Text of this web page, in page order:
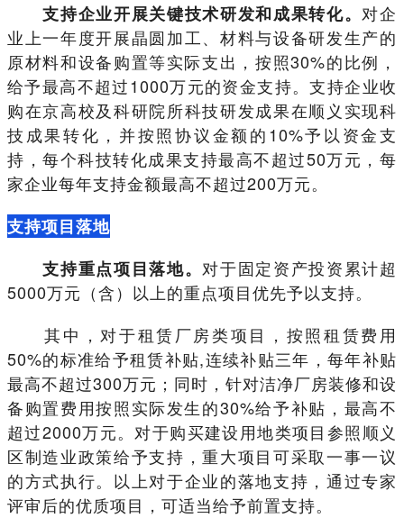
支持企业开展关键技术研发和成果转化。对企
业上一年度开展晶圆加工、材料与设备研发生产的
原材料和设备购置等实际支出，按照30%的比例，
给予最高不超过1000万元的资金支持。支持企业收
购在京高校及科研院所科技研发成果在顺义实现科
技成果转化，并按照协议金额的10%予以资金支
持，每个科技转化成果支持最高不超过50万元，每
家企业每年支持金额最高不超过200万元。
支持项目落地
支持重点项目落地。对于固定资产投资累计超
5000万元（含）以上的重点项目优先予以支持。
其中，对于租赁厂房类项目，按照租赁费用
50%的标准给予租赁补贴,连续补贴三年，每年补贴
最高不超过300万元；同时，针对洁净厂房装修和设
备购置费用按照实际发生的30%给予补贴，最高不
超过2000万元。对于购买建设用地类项目参照顺义
区制造业政策给予支持，重大项目可采取一事一议
的方式执行。以上对于企业的落地支持，通过专家
评审后的优质项目，可适当给予前置支持。